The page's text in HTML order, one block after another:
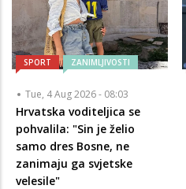
SPORT ZANIMLJIVOSTI
Tue, 4 Aug 2026 - 08:03
Hrvatska voditeljica se
pohvalila: "Sin je želio
samo dres Bosne, ne
zanimaju ga svjetske
velesile"